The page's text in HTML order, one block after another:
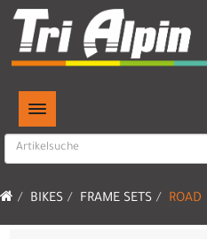
TOGGLE NAVIGATION
BIKES FRAME SETS ROAD